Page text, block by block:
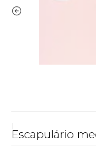
|
Escapulário